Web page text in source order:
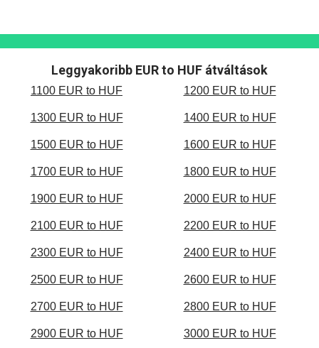
Leggyakoribb EUR to HUF átváltások
1100 EUR to HUF 1200 EUR to HUF
1300 EUR to HUF 1400 EUR to HUF
1500 EUR to HUF 1600 EUR to HUF
1700 EUR to HUF 1800 EUR to HUF
1900 EUR to HUF 2000 EUR to HUF
2100 EUR to HUF 2200 EUR to HUF
2300 EUR to HUF 2400 EUR to HUF
2500 EUR to HUF 2600 EUR to HUF
2700 EUR to HUF 2800 EUR to HUF
2900 EUR to HUF 3000 EUR to HUF